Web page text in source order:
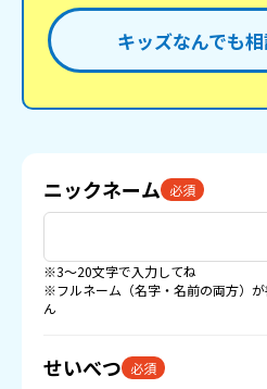
キッズなんでも
ニックネーム 必須
※3〜20文字で入力してね
※フルネーム（名字・名前の両方）
ん
せいべつ 必須